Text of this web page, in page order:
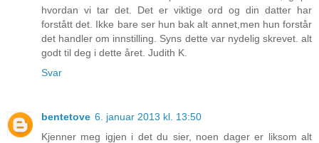
hvordan vi tar det. Det er viktige ord og din datter har
forstått det. Ikke bare ser hun bak alt annet,men hun forstår
det handler om innstilling. Syns dette var nydelig skrevet. alt
godt til deg i dette året. Judith K.
Svar
bentetove 6. januar 2013 kl. 13:50
Kjenner meg igjen i det du sier, noen dager er liksom alt